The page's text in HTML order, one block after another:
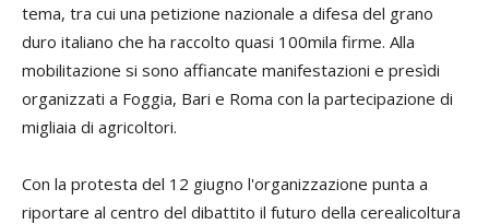
tema, tra cui una petizione nazionale a difesa del grano
duro italiano che ha raccolto quasi 100mila firme. Alla
mobilitazione si sono affiancate manifestazioni e presìdi
organizzati a Foggia, Bari e Roma con la partecipazione di
migliaia di agricoltori.
Con la protesta del 12 giugno l'organizzazione punta a
riportare al centro del dibattito il futuro della cerealicoltura